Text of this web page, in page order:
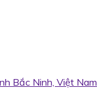
Bắc Ninh, Việt Nam